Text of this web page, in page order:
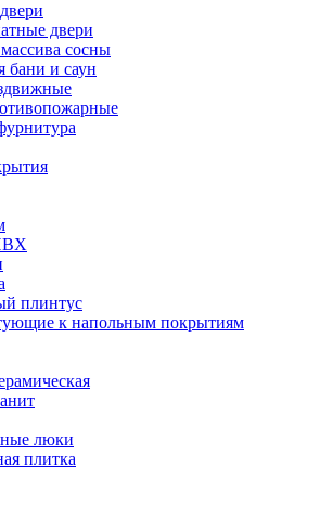
двери
сосны
бани и саун
плинтус
к напольным покрытиям
люки
плитка